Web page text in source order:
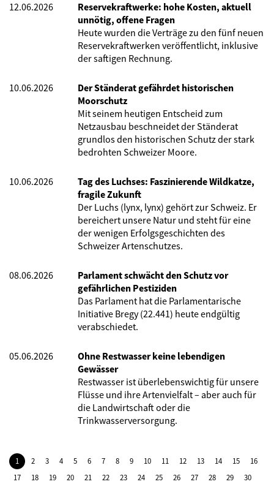
12.06.2026
Reservekraftwerke: hohe Kosten, aktuell
unnötig, offene Fragen
Heute wurden die Verträge zu den fünf neuen
Reservekraftwerken veröffentlicht, inklusive
der saftigen Rechnung.
10.06.2026
Der Ständerat gefährdet historischen
Moorschutz
Mit seinem heutigen Entscheid zum
Netzausbau beschneidet der Ständerat
grundlos den historischen Schutz der stark
bedrohten Schweizer Moore.
10.06.2026
Tag des Luchses: Faszinierende Wildkatze,
fragile Zukunft
Der Luchs (lynx, lynx) gehört zur Schweiz. Er
bereichert unsere Natur und steht für eine
der wenigen Erfolgsgeschichten des
Schweizer Artenschutzes.
08.06.2026
Parlament schwächt den Schutz vor
gefährlichen Pestiziden
Das Parlament hat die Parlamentarische
Initiative Bregy (22.441) heute endgültig
verabschiedet.
05.06.2026
Ohne Restwasser keine lebendigen
Gewässer
Restwasser ist überlebenswichtig für unsere
Flüsse und ihre Artenvielfalt – aber auch für
die Landwirtschaft oder die
Trinkwasserversorgung.
1 2 3 4 5 6 7 8 9 10 11 12 13 14 15
16
17
18 19 20 21 22 23 24 25 26 27 28 29
30